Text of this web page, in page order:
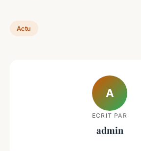
Actu
A
ECRIT PAR
admin